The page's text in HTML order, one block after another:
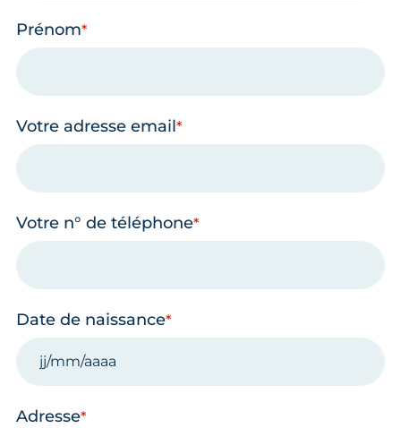
Prénom
Votre adresse email
Votre n° de téléphone
Date de naissance
Adresse